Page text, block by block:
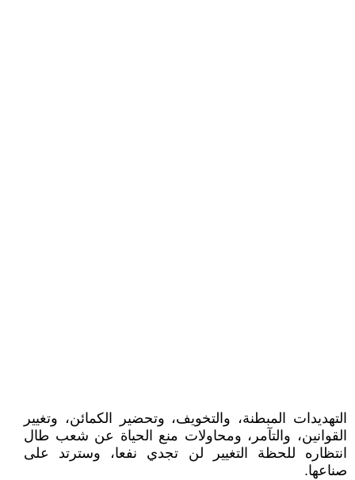
التهديدات المبطنة، والتخويف، وتحضير الكمائن، وتغيير
القوانين، والتآمر، ومحاولات منع الحياة عن شعب طال
انتظاره للحظة التغيير لن تجدي نفعا، وسترتد على
صناعها.